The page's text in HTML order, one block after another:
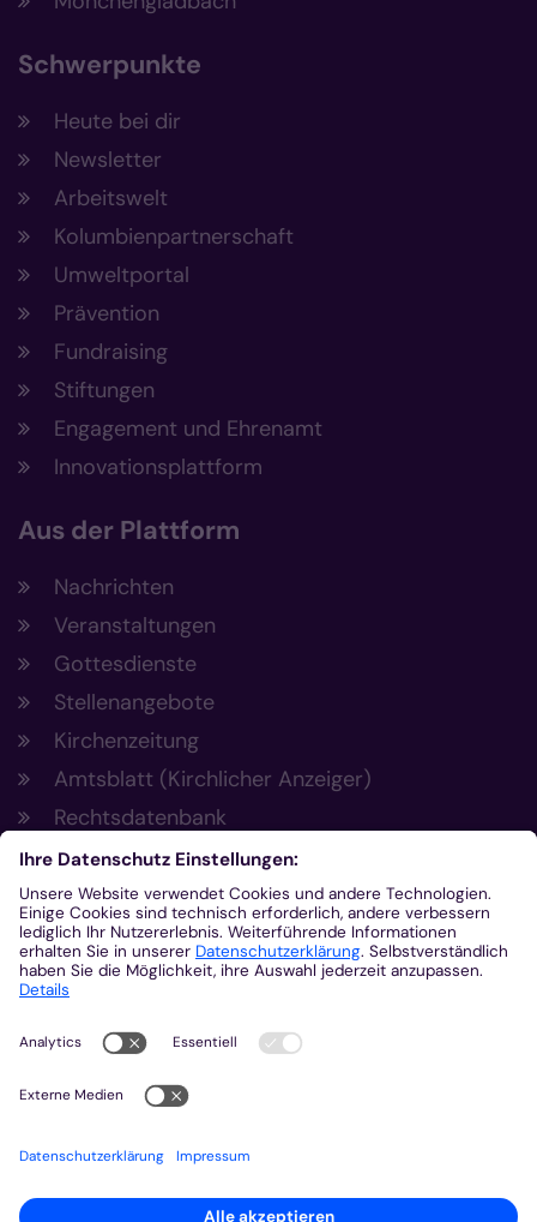
Schwerpunkte
Heute bei dir
Newsletter
Arbeitswelt
Kolumbienpartnerschaft
Umweltportal
Prävention
Fundraising
Stiftungen
Engagement und Ehrenamt
Innovationsplattform
Aus der Plattform
Nachrichten
Veranstaltungen
Gottesdienste
Stellenangebote
Kirchenzeitung
Amtsblatt (Kirchlicher Anzeiger)
Rechtsdatenbank
Meldestelle gemäß Hinweisgeberschutzgesetz
Kontakt
+49 241 452-0
kommunikation@bistum-aachen.de
www.bistum-aachen.de